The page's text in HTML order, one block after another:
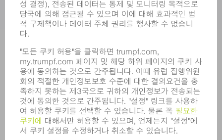
모집
기업 프로필
이사회
영업 보고서
규정 준수
내부고발자 시스템
보안
보도 자료
매거진
지속가능성
환경 & 기후
사회 & 기업
기업 경영